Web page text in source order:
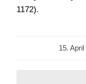
1172).
15. April
/